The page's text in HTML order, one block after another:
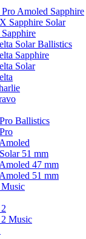
Amoled Sapphire
Sapphire Solar
Solar Ballistics
Sapphire
Solar
Ballistics
51 mm
47 mm
51 mm
Music